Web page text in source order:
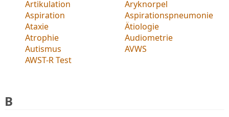
Artikulation
Aryknorpel
Aspiration
Aspirationspneumonie
Ataxie
Ätiologie
Atrophie
Audiometrie
Autismus
AVWS
AWST-R Test
B